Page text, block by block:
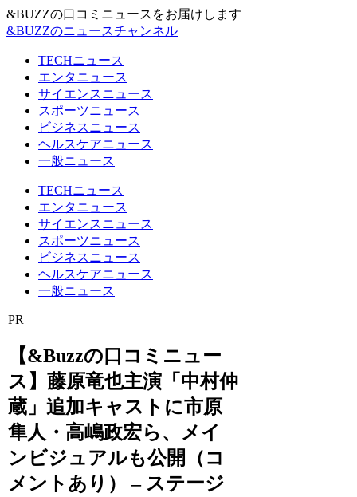
&BUZZの口コミニュースをお届けします
&BUZZのニュースチャンネル
TECHニュース
エンタニュース
サイエンスニュース
スポーツニュース
ビジネスニュース
ヘルスケアニュース
一般ニュース
TECHニュース
エンタニュース
サイエンスニュース
スポーツニュース
ビジネスニュース
ヘルスケアニュース
一般ニュース
PR
【&Buzzの口コミニュー
ス】藤原竜也主演「中村仲
蔵」追加キャストに市原
隼人・高嶋政宏ら、メイ
ンビジュアルも公開（コ
メントあり） – ステージ